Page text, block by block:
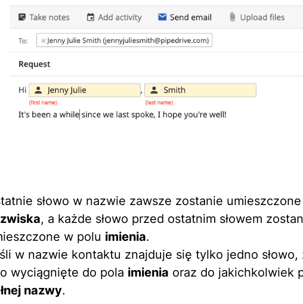
słowo w nazwie zawsze zostanie
, a każde słowo przed ostatnim słowem
w polu imienia.
w nazwie kontaktu znajduje się tylko jedno słowo,
wyciągnięte do pola imienia oraz do jakichkolwiek
nazwy.